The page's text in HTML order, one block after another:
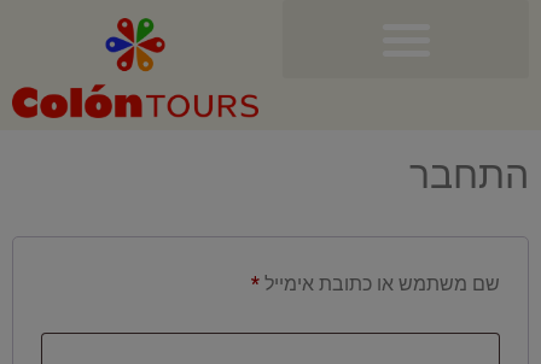
התחבר
שם משתמש או כתובת אימייל *